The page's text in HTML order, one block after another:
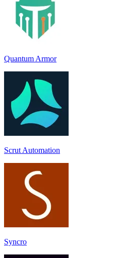
Quantum Armor
Scrut Automation
Syncro